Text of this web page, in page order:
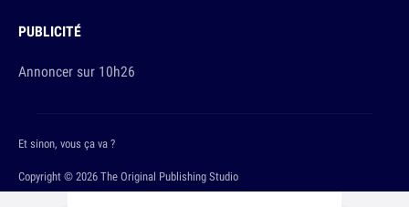
PUBLICITÉ
Annoncer sur 10h26
Copyright © 2026 The Original Publishing Studio
Et sinon, vous ça va ?